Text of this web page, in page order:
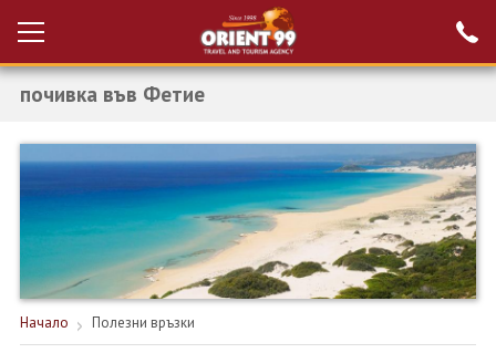
Вход за агенти
РАННИ ЗАПИСВАНИЯ ТУРЦИЯ
НОВА ГОДИНА ТУРЦИЯ
НОВА ГОДИНА
ПОЧИВКИ
КРУИЗИ
почивка във Фетие
Начало Полезни връзки